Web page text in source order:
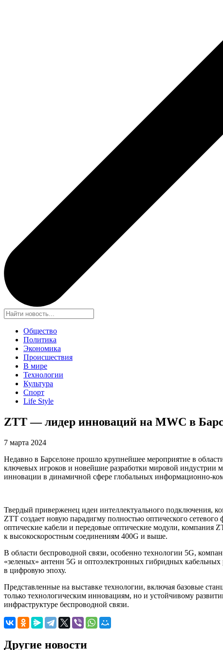
Общество
Политика
Экономика
Происшествия
В мире
Технологии
Культура
Спорт
Life Style
ZTT — лидер инноваций на MWC в
7 марта 2024
Недавно в Барселоне прошло крупнейшее мероприятие в
ключевых игроков и новейшие разработки мировой индустрии
инновации в динамичной сфере глобальных информационно-
Твердый приверженец идеи интеллектуального подключения,
ZTT создает новую парадигму полностью оптического
оптические кабели и передовые оптические модули, компания
к высокоскоростным соединениям 400G и выше.
В области беспроводной связи, особенно технологии 5G,
«зеленых» антенн 5G и оптоэлектронных гибридных
в цифровую эпоху.
Представленные на выставке технологии, включая базовые
только технологическим инновациям, но и устойчивому
инфраструктуре беспроводной связи.
Другие новости